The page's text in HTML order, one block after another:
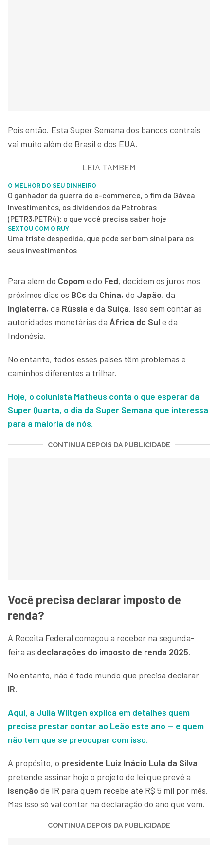
Pois então. Esta Super Semana dos bancos centrais
vai muito além de Brasil e dos EUA.
LEIA TAMBÉM
O MELHOR DO SEU DINHEIRO
O ganhador da guerra do e-commerce, o fim da Gávea
Investimentos, os dividendos da Petrobras
(PETR3,PETR4): o que você precisa saber hoje
SEXTOU COM O RUY
Uma triste despedida, que pode ser bom sinal para os
seus investimentos
Para além do Copom e do Fed, decidem os juros nos
próximos dias os BCs da China, do Japão, da
Inglaterra, da Rússia e da Suíça. Isso sem contar as
autoridades monetárias da África do Sul e da
Indonésia.
No entanto, todos esses países têm problemas e
caminhos diferentes a trilhar.
Hoje, o colunista Matheus conta o que esperar da
Super Quarta, o dia da Super Semana que interessa
para a maioria de nós.
CONTINUA DEPOIS DA PUBLICIDADE
Você precisa declarar imposto de
renda?
A Receita Federal começou a receber na segunda-
feira as declarações do imposto de renda 2025.
No entanto, não é todo mundo que precisa declarar
IR.
Aqui, a Julia Wiltgen explica em detalhes quem
precisa prestar contar ao Leão este ano — e quem
não tem que se preocupar com isso.
A propósito, o presidente Luiz Inácio Lula da Silva
pretende assinar hoje o projeto de lei que prevê a
isenção de IR para quem recebe até R$ 5 mil por mês.
Mas isso só vai contar na declaração do ano que vem.
CONTINUA DEPOIS DA PUBLICIDADE